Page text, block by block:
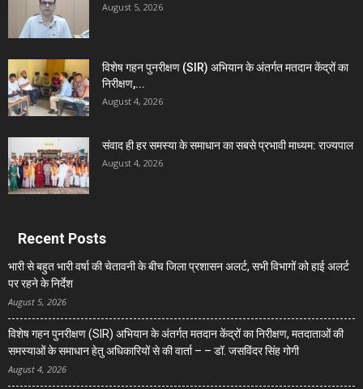
August 5, 2026
विशेष गहन पुनरीक्षण (SIR) अभियान के अंतर्गत मतदान केंद्रों का
निरीक्षण,...
August 4, 2026
संवाद ही हर समस्या के समाधान का सबसे प्रभावी माध्यम: राज्यपाल
August 4, 2026
Recent Posts
भारी से बहुत भारी वर्षा की चेतावनी के बीच जिला प्रशासन अलर्ट, सभी विभागों को हाई अलर्ट
पर रहने के निर्देश
August 5, 2026
विशेष गहन पुनरीक्षण (SIR) अभियान के अंतर्गत मतदान केंद्रों का निरीक्षण, मतदाताओं की
समस्याओं के समाधान हेतु अधिकारियों से की वार्ता – – डॉ. जसविंदर सिंह गोगी
August 4, 2026